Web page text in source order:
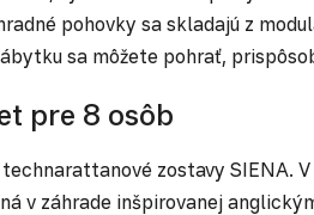
pohovky sa skladajú z
sa môžete pohrať,
pre 8 osôb
zostavy SIENA.
v záhrade inšpirovanej